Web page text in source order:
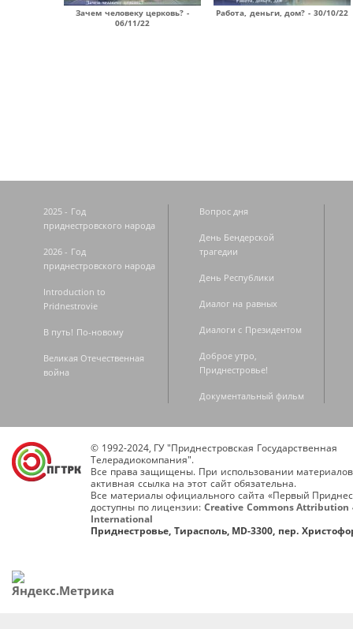
Зачем человеку церковь? -
06/11/22
Работа, деньги, дом? - 30/10/22
2025 - Год
приднестровского народа
2026 - Год
приднестровского народа
Introduction to
Pridnestrovie
В путь! По-новому
Великая Отечественная
война
Вопрос дня
День Бендерской
трагедии
День Республики
Диалог на равных
Диалоги с Президентом
Доброе утро,
Приднестровье!
Документальный фильм
© 1992-2024, ГУ "Приднестровская Государственная
Телерадиокомпания".
Все права защищены. При использовании
активная ссылка на этот сайт обязательна.
Все материалы официального сайта «Первый
доступны по лицензии: Creative Commons Attribution
International
Приднестровье, Тирасполь, MD-3300, пер.